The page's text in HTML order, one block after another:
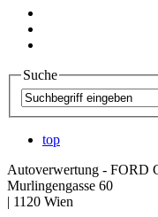
Suche
top
Autoverwertung - FORD
Murlingengasse 60
| 1120 Wien